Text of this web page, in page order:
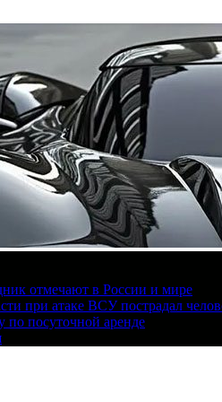
отмечают в России и мире
при атаке ВСУ пострадал
посуточной аренде